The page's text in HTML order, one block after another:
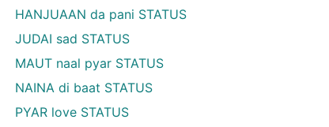
HANJUAAN da pani STATUS
JUDAI sad STATUS
MAUT naal pyar STATUS
NAINA di baat STATUS
PYAR love STATUS